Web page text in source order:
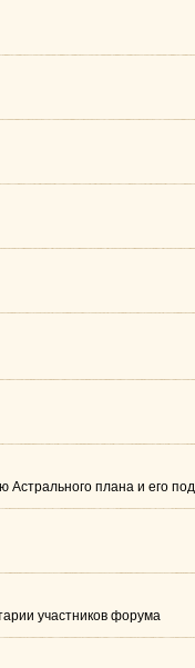
Астрального плана и его
участников форума